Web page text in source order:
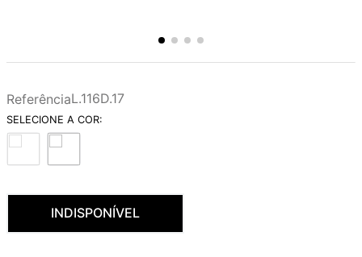
ReferênciaL.116D.17
INDISPONÍVEL